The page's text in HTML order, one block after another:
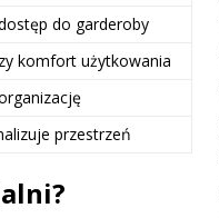
do garderoby
komfort użytkowania
przestrzeń